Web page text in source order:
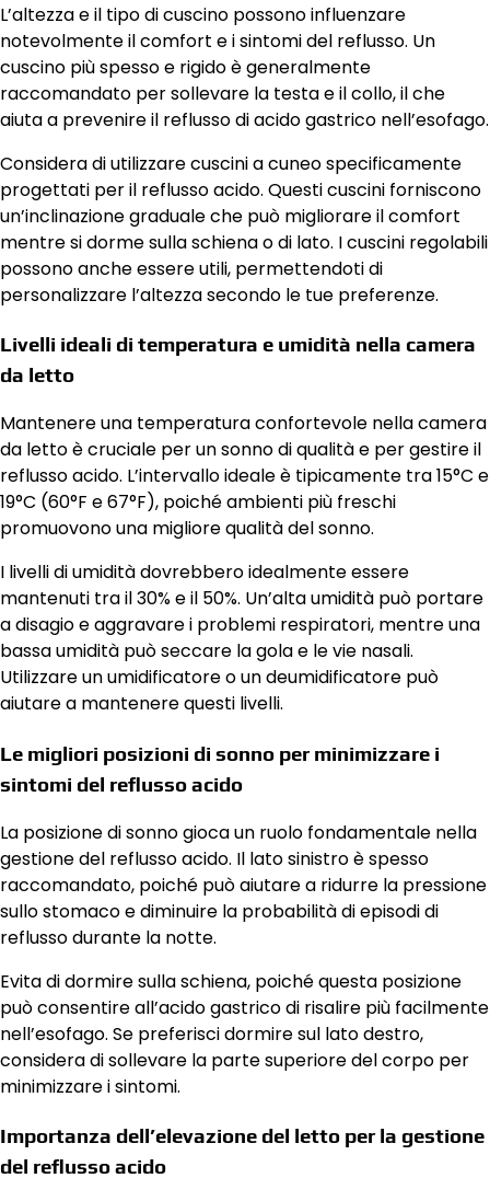
L’altezza e il tipo di cuscino possono influenzare
notevolmente il comfort e i sintomi del reflusso. Un
cuscino più spesso e rigido è generalmente
raccomandato per sollevare la testa e il collo, il che
aiuta a prevenire il reflusso di acido gastrico nell’esofago.
Considera di utilizzare cuscini a cuneo specificamente
progettati per il reflusso acido. Questi cuscini forniscono
un’inclinazione graduale che può migliorare il comfort
mentre si dorme sulla schiena o di lato. I cuscini regolabili
possono anche essere utili, permettendoti di
personalizzare l’altezza secondo le tue preferenze.
Livelli ideali di temperatura e umidità nella camera
da letto
Mantenere una temperatura confortevole nella camera
da letto è cruciale per un sonno di qualità e per gestire il
reflusso acido. L’intervallo ideale è tipicamente tra 15°C e
19°C (60°F e 67°F), poiché ambienti più freschi
promuovono una migliore qualità del sonno.
I livelli di umidità dovrebbero idealmente essere
mantenuti tra il 30% e il 50%. Un’alta umidità può portare
a disagio e aggravare i problemi respiratori, mentre una
bassa umidità può seccare la gola e le vie nasali.
Utilizzare un umidificatore o un deumidificatore può
aiutare a mantenere questi livelli.
Le migliori posizioni di sonno per minimizzare i
sintomi del reflusso acido
La posizione di sonno gioca un ruolo fondamentale nella
gestione del reflusso acido. Il lato sinistro è spesso
raccomandato, poiché può aiutare a ridurre la pressione
sullo stomaco e diminuire la probabilità di episodi di
reflusso durante la notte.
Evita di dormire sulla schiena, poiché questa posizione
può consentire all’acido gastrico di risalire più facilmente
nell’esofago. Se preferisci dormire sul lato destro,
considera di sollevare la parte superiore del corpo per
minimizzare i sintomi.
Importanza dell’elevazione del letto per la gestione
del reflusso acido